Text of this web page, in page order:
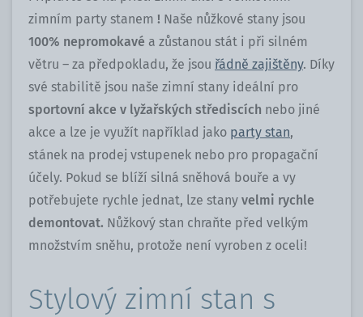
zimním party stanem ! Naše nůžkové stany jsou
100% nepromokavé a zůstanou stát i při silném
větru – za předpokladu, že jsou řádně zajištěny. Díky
své stabilitě jsou naše zimní stany ideální pro
sportovní akce v lyžařských střediscích nebo jiné
akce a lze je využít například jako party stan,
stánek na prodej vstupenek nebo pro propagační
účely. Pokud se blíží silná sněhová bouře a vy
potřebujete rychle jednat, lze stany velmi rychle
demontovat. Nůžkový stan chraňte před velkým
množstvím sněhu, protože není vyroben z oceli!
Stylový zimní stan s